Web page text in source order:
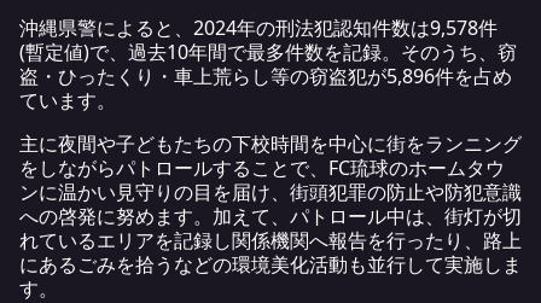
沖縄県警によると、 2024年の刑法犯認知件数は9,578件
(暫定値)で、過去10年間で最多件数を記録。そのうち、窃
盗・ひったくり・車上荒らし等の窃盗犯が5,896件を占め
ています。
主に夜間や子どもたちの下校時間を中心に街をランニング
をしながらパトロールすることで、FC琉球のホームタウ
ンに温かい見守りの目を届け、街頭犯罪の防止や防犯意識
への啓発に努めます。加えて、パトロール中は、街灯が切
れているエリアを記録し関係機関へ報告を行ったり、路上
にあるごみを拾うなどの環境美化活動も並行して実施しま
す。